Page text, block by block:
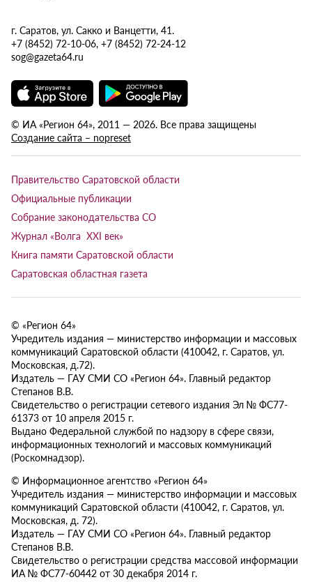
г. Саратов, ул. Сакко и Ванцетти, 41.
+7 (8452) 72-10-06, +7 (8452) 72-24-12
sog@gazeta64.ru
© ИА «Регион 64», 2011 — 2026. Все права защищены
Создание сайта – nopreset
Правительство Саратовской области
Официальные публикации
Собрание законодательства СО
Журнал «Волга XXI век»
Книга памяти Саратовской области
Саратовская областная газета
© «Регион 64»
Учредитель издания — министерство информации и массовых
коммуникаций Саратовской области (410042, г. Саратов, ул.
Московская, д.72).
Издатель — ГАУ СМИ СО «Регион 64». Главный редактор
Степанов В.В.
Свидетельство о регистрации сетевого издания Эл № ФС77-
61373 от 10 апреля 2015 г.
Выдано Федеральной службой по надзору в сфере связи,
информационных технологий и массовых коммуникаций
(Роскомнадзор).
© Информационное агентство «Регион 64»
Учредитель издания — министерство информации и массовых
коммуникаций Саратовской области (410042, г. Саратов, ул.
Московская, д. 72).
Издатель — ГАУ СМИ СО «Регион 64». Главный редактор
Степанов В.В.
Свидетельство о регистрации средства массовой информации
ИА № ФС77-60442 от 30 декабря 2014 г.